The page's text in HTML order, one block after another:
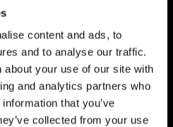
content and ads, to
and to analyse our traffic.
about your use of our site with
and analytics partners who
that you’ve
collected from your use
del lavoro dei tecnici e
di DT Swiss.